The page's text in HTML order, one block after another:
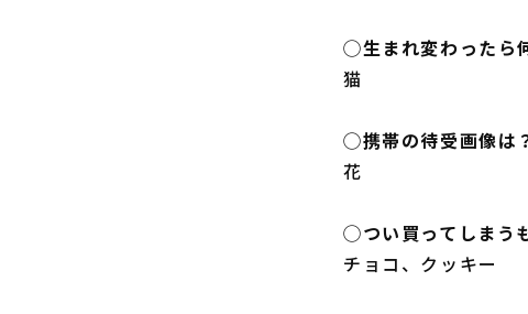
◯生まれ変わったら
猫
◯携帯の待受画像は
花
◯つい買ってしまう
チョコ、クッキー